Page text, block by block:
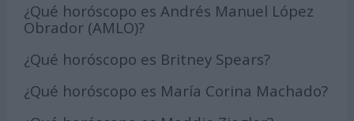
¿Qué horóscopo es Andrés Manuel López
Obrador (AMLO)?
¿Qué horóscopo es Britney Spears?
¿Qué horóscopo es María Corina Machado?